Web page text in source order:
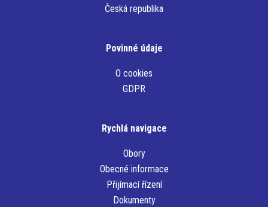
Česká republika
Povinné údaje
O cookies
GDPR
Rychlá navigace
Obory
Obecné informace
Přijímací řízení
Dokumenty